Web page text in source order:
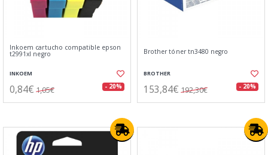
Inkoem cartucho compatible epson
t2991xl negro
INKOEM
0,84€ 1,05€ - 20%
Brother tóner tn3480 negro
BROTHER
153,84€ 192,30€ - 20%